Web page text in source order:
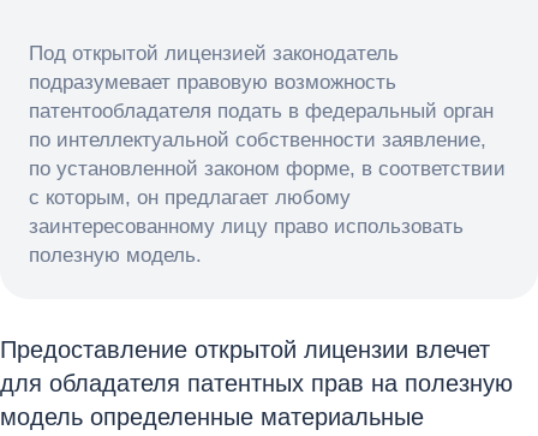
Под открытой лицензией законодатель
подразумевает правовую возможность
патентообладателя подать в федеральный орган
по интеллектуальной собственности заявление,
по установленной законом форме, в соответствии
с которым, он предлагает любому
заинтересованному лицу право использовать
полезную модель.
Предоставление открытой лицензии влечет
для обладателя патентных прав на полезную
модель определенные материальные